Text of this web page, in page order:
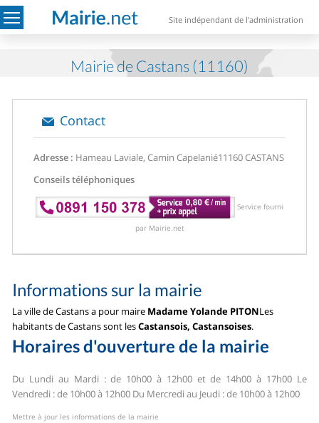
Site indépendant de l'administration
Mairie de Castans (11160)
Contact
Adresse : Hameau Laviale, Camin Capelanié11160 CASTANS
Conseils téléphoniques
Service fourni
par Mairie.net
Informations sur la mairie
La ville de Castans a pour maire Madame Yolande PITONLes
habitants de Castans sont lesCastansois, Castansoises.
Horaires d'ouverture de la mairie
Du Lundi au Mardi : de 10h00 à 12h00 et de 14h00 à 17h00Le
Vendredi : de 10h00 à 12h00 Du Mercredi au Jeudi : de 10h00 à 12h00
Mettre à jour les informations de la mairie